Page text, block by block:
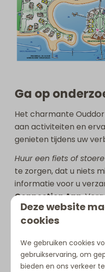
Ga op
Het charmante
aan activiteiten en
genieten tijdens uw
Huur een fiets of
te zorgen, dat u niets
informatie voor u
Connection App.
Ouddorpconnection
u informeren over de
activiteiten en mooie
Maakprachtige
Deze website
cookies
We gebruiken cookies
gebruikservaring, om
bieden en ons verkeer